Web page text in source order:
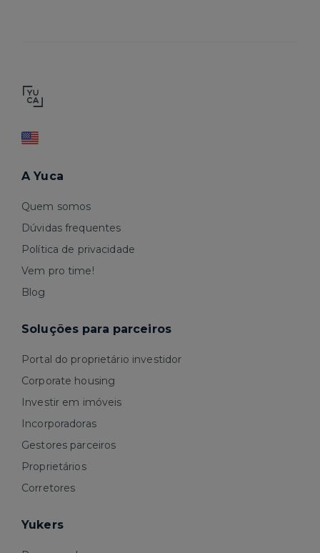
A Yuca
Quem somos
Dúvidas frequentes
Política de privacidade
Vem pro time!
Blog
Soluções para parceiros
Portal do proprietário investidor
Corporate housing
Investir em imóveis
Incorporadoras
Gestores parceiros
Proprietários
Corretores
Yukers